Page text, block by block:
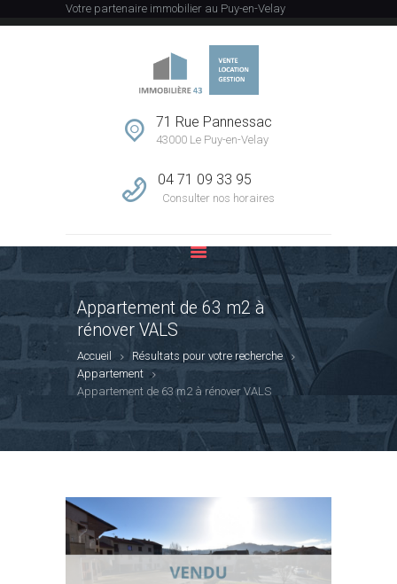
Votre partenaire immobilier au Puy-en-Velay
71 Rue Pannessac
43000 Le Puy-en-Velay
04 71 09 33 95
Consulter nos horaires
Appartement de 63 m2 à
rénover VALS
Accueil
Résultats pour votre recherche
Appartement
Appartement de 63 m2 à rénover VALS
ACCUEIL
L’AGENCE
VENTE
LOCATION
GESTION